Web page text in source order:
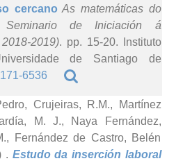
cercano As matemáticas do
de Iniciación á
2019). pp. 15-20. Instituto
de Santiago de
6536
Crujeiras, R.M., Martínez
M. J., Naya Fernández,
Fernández de Castro, Belén
. Estudo da inserción laboral